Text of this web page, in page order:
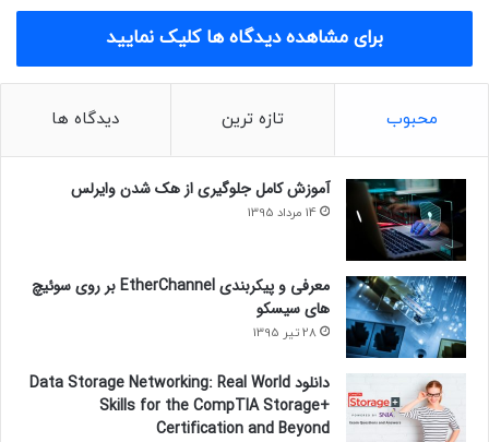
برای مشاهده دیدگاه ها کلیک نمایید
محبوب تازه ترین دیدگاه ها
آموزش کامل جلوگیری از هک شدن وایرلس
14 مرداد 1395
معرفی و پیکربندی EtherChannel بر روی سوئیچ
های سیسکو
28 تیر 1395
دانلود Data Storage Networking: Real World
Skills for the CompTIA Storage+
Certification and Beyond